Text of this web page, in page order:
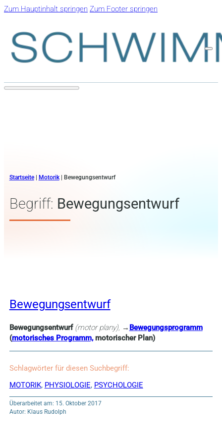
Zum Hauptinhalt springen Zum Footer springen
Startseite| Motorik| Bewegungsentwurf
Begriff: Bewegungsentwurf
Bewegungsentwurf
Bewegungsentwurf (motor plany), → Bewegungsprogramm
(motorisches Programm,motorischer Plan)
Schlagwörter für diesen Suchbegriff:
MOTORIK, PHYSIOLOGIE, PSYCHOLOGIE
Überarbeitet am: 15. Oktober 2017
Autor: Klaus Rudolph